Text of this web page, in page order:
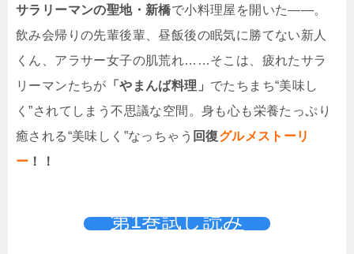
サラリーマンの聖地・新橋で小料理屋を開いた――。
飲み会帰りの先輩後輩、昼飯後の眠気に勝てない新人
くん、アラサー女子の肌荒れ……そこは、疲れたサラ
リーマンたちが 「やまんば料理」 でたちまち“美味し
く”されてしまう不思議な空間。身も心も栄養たっぷり
癒される“美味しく”なっちゃう 回復グルメストーリ
ー ！！
第1巻試し読み